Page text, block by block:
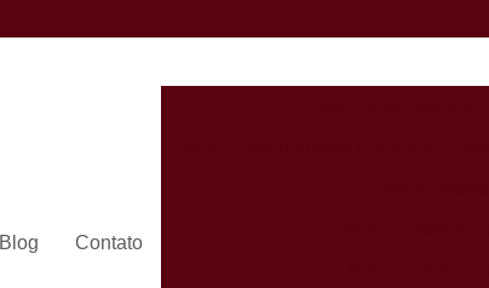
Blog Contato